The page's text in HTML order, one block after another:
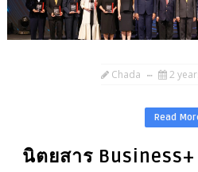
Chada 2
Read
นิตยสาร